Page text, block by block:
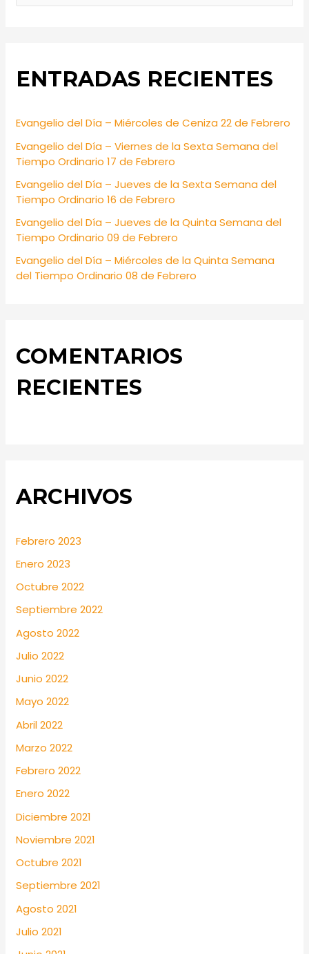
c
r
:
ENTRADAS RECIENTES
Evangelio del Día – Miércoles de Ceniza 22 de Febrero
Evangelio del Día – Viernes de la Sexta Semana del
Tiempo Ordinario 17 de Febrero
Evangelio del Día – Jueves de la Sexta Semana del
Tiempo Ordinario 16 de Febrero
Evangelio del Día – Jueves de la Quinta Semana del
Tiempo Ordinario 09 de Febrero
Evangelio del Día – Miércoles de la Quinta Semana
del Tiempo Ordinario 08 de Febrero
COMENTARIOS
RECIENTES
ARCHIVOS
Febrero 2023
Enero 2023
Octubre 2022
Septiembre 2022
Agosto 2022
Julio 2022
Junio 2022
Mayo 2022
Abril 2022
Marzo 2022
Febrero 2022
Enero 2022
Diciembre 2021
Noviembre 2021
Octubre 2021
Septiembre 2021
Agosto 2021
Julio 2021